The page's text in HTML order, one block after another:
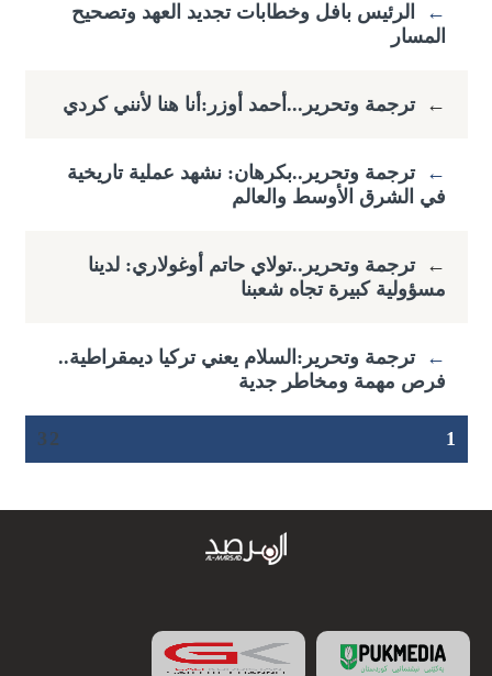
←
الرئيس بافل وخطابات تجديد العهد وتصحيح
المسار
← ترجمة وتحرير...أحمد أوزر:أنا هنا لأنني كردي
← ترجمة وتحرير..بكرهان: نشهد عملية تاريخية
في الشرق الأوسط والعالم
← ترجمة وتحرير..تولاي حاتم أوغولاري: لدينا
مسؤولية كبيرة تجاه شعبنا
← ترجمة وتحرير:السلام يعني تركيا ديمقراطية..
فرص مهمة ومخاطر جدية
1
2
3